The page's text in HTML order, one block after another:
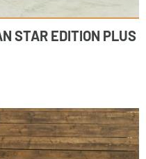
STAR EDITION PLUS